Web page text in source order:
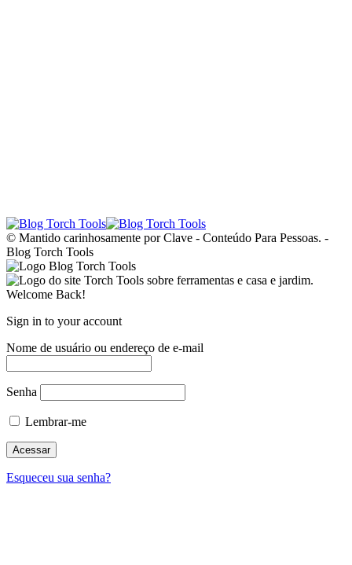
© Mantido carinhosamente por Clave - Conteúdo Para Pessoas. -
Blog Torch Tools
Welcome Back!
Sign in to your account
Nome de usuário ou endereço de e-mail
Senha
Lembrar-me
Esqueceu sua senha?